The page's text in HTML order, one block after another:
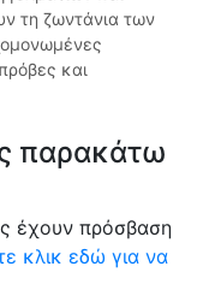
τη ζωντάνια των
και
παρακάτω
έχουν πρόσβαση
κλικ εδώ για να